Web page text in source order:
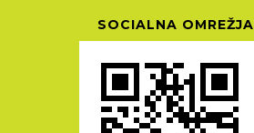
SOCIALNA OMREŽJA